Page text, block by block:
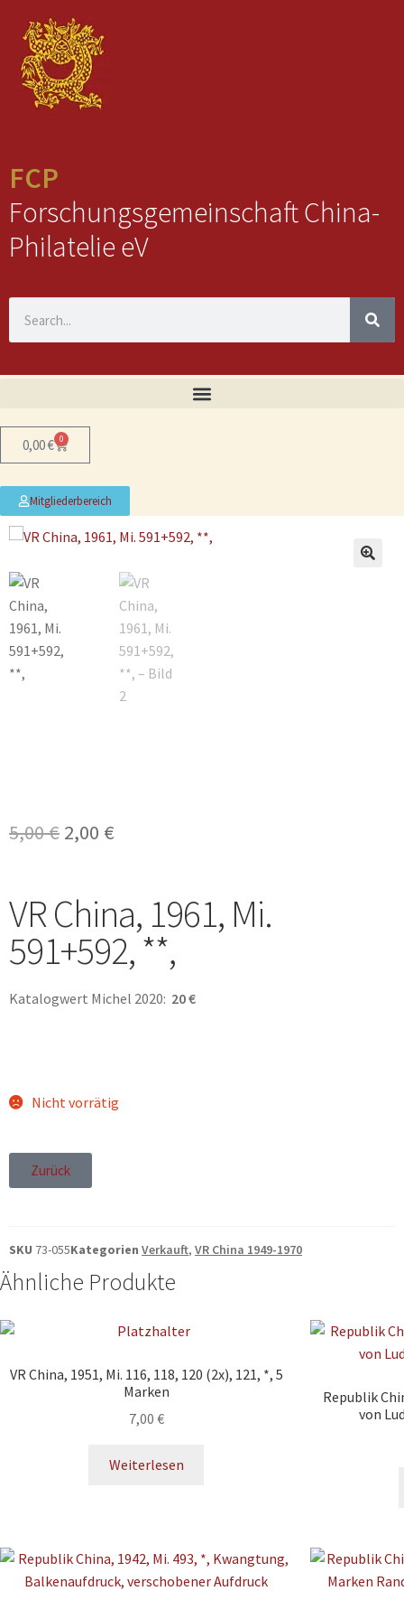
FCP
Forschungsgemeinschaft China-
Philatelie eV
0,00€ 0
Mitgliederbereich
5,00€ 2,00 €
VR China, 1961, Mi.
591+592, **,
Katalogwert Michel 2020: 20 €
Nicht vorrätig
Zurück
SKU 73-055Kategorien Verkauft, VR China 1949-1970
Ähnliche Produkte
VR China, 1951, Mi. 116, 118, 120 (2x), 121, *, 5
Marken
7,00 €
Weiterlesen
Republik
von